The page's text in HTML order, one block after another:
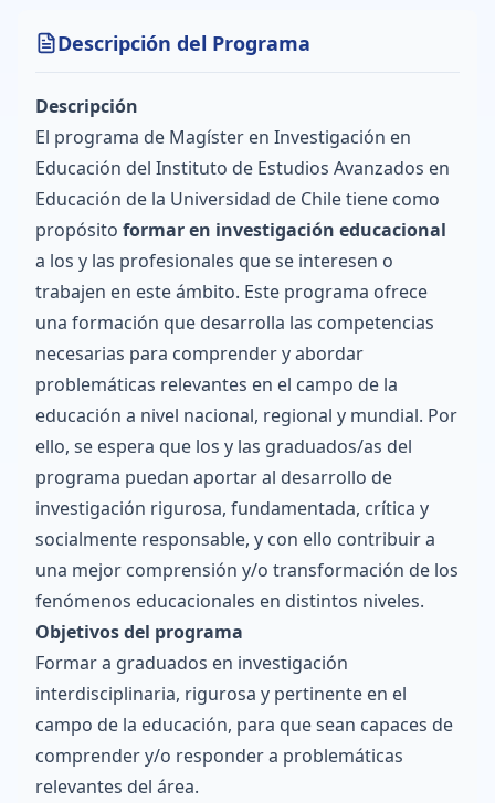
Descripción del Programa
Descripción
El programa de Magíster en Investigación en
Educación del Instituto de Estudios Avanzados en
Educación de la Universidad de Chile tiene como
propósito formar en investigación educacional
a los y las profesionales que se interesen o
trabajen en este ámbito. Este programa ofrece
una formación que desarrolla las competencias
necesarias para comprender y abordar
problemáticas relevantes en el campo de la
educación a nivel nacional, regional y mundial. Por
ello, se espera que los y las graduados/as del
programa puedan aportar al desarrollo de
investigación rigurosa, fundamentada, crítica y
socialmente responsable, y con ello contribuir a
una mejor comprensión y/o transformación de los
fenómenos educacionales en distintos niveles.
Objetivos del programa
Formar a graduados en investigación
interdisciplinaria, rigurosa y pertinente en el
campo de la educación, para que sean capaces de
comprender y/o responder a problemáticas
relevantes del área.